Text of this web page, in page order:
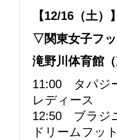
【12/16（土）】
▽関東女子フ
滝野川体育館（
11:00 タパジ
レディース
12:50 ブラジ
ドリームフッ